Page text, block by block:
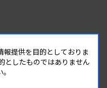
報提供を目的としておりま
としたものではありません